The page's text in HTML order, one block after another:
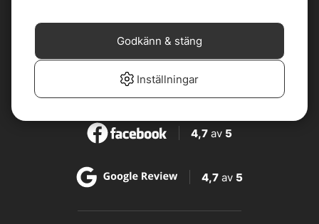
4,8
4,7 av 5
4,7 av 5
Inställningar
Godkänn & stäng